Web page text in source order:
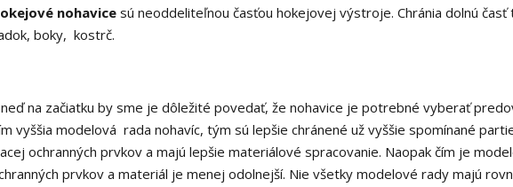
nohavicesú neoddeliteľnou časťou hokejovej výstroje. Chránia dolnú
boky, kostrč.
na začiatku by sme je dôležité povedať, že nohavice je potrebné vyberať
vyššia modelová rada nohavíc, tým sú lepšie chránené už vyššie spomínané
ochranných prvkov a majú lepšie materiálové spracovanie. Naopak čím je
prvkov a materiál je menej odolnejší. Nie všetky modelové rady majú